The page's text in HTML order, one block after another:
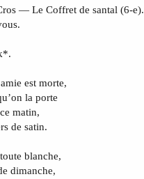
— Le Coffret de santal (6-е).
est morte,
la porte
matin,
de satin.
blanche,
dimanche,